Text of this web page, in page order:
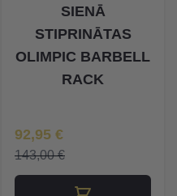
SIENĀ
STIPRINĀTAS
OLIMPIC BARBELL
RACK
Īpaša Cena
92,95 €
143,00 €